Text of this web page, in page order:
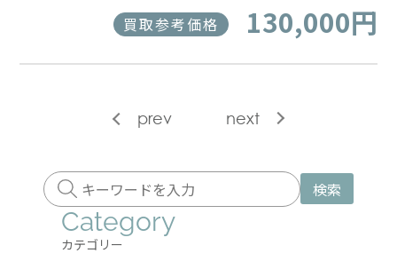
買取参考価格 130,000円
prev next
検索
Category
カテゴリー